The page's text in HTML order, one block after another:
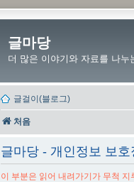
글마당
더 많은 이야기와 자료를 나누
글걸이(블로그)
처음
글마당 - 개인정보 보호
이 부분은 읽어 내려가기가 무척